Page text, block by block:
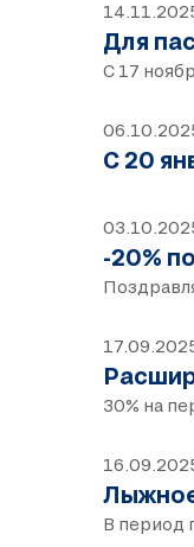
Для
С 17
С 20
-20%
30% на
В период